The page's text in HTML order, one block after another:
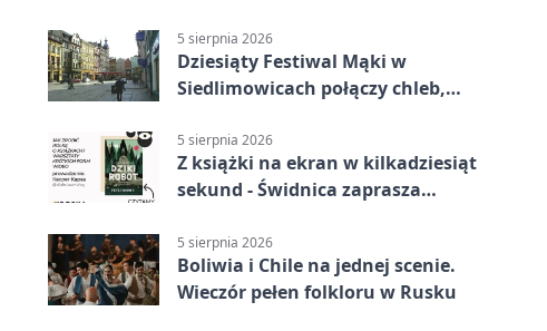
5 sierpnia 2026
Dziesiąty Festiwal Mąki w
Siedlimowicach połączy chleb,
5 sierpnia 2026
Z książki na ekran w kilkadziesiąt
sekund - Świdnica zaprasza
5 sierpnia 2026
Boliwia i Chile na jednej scenie.
Wieczór pełen folkloru w Rusku